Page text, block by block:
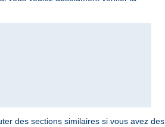
des sections similaires si vous avez des